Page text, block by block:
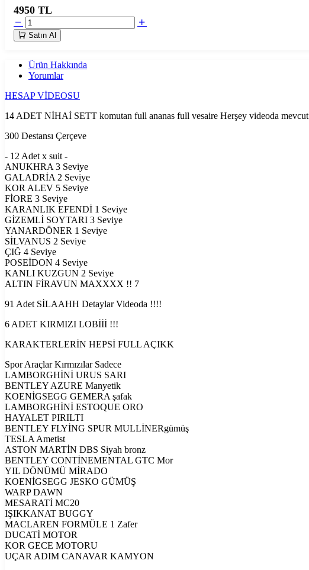
4950 TL
Satın Al
Ürün Hakkında
Yorumlar
HESAP VİDEOSU
14 ADET NİHAİ SETT komutan full ananas full vesaire Herşey videoda mevcut
300 Destansı Çerçeve
- 12 Adet x suit -
ANUKHRA 3 Seviye
GALADRİA 2 Seviye
KOR ALEV 5 Seviye
FİORE 3 Seviye
KARANLIK EFENDİ 1 Seviye
GİZEMLİ SOYTARI 3 Seviye
YANARDÖNER 1 Seviye
SİLVANUS 2 Seviye
ÇIĞ 4 Seviye
POSEİDON 4 Seviye
KANLI KUZGUN 2 Seviye
ALTIN FİRAVUN MAXXXX !! 7
91 Adet SİLAAHH Detaylar Videoda !!!!
6 ADET KIRMIZI LOBİİİ !!!
KARAKTERLERİN HEPSİ FULL AÇIKK
Spor Araçlar Kırmızılar Sadece
LAMBORGHİNİ URUS SARI
BENTLEY AZURE Manyetik
KOENİGSEGG GEMERA şafak
LAMBORGHİNİ ESTOQUE ORO
HAYALET PIRILTI
BENTLEY FLYİNG SPUR MULLİNERgümüş
TESLA Ametist
ASTON MARTİN DBS Siyah bronz
BENTLEY CONTİNEMENTAL GTC Mor
YIL DÖNÜMÜ MİRADO
KOENİGSEGG JESKO GÜMÜŞ
WARP DAWN
MESARATİ MC20
IŞIKKANAT BUGGY
MACLAREN FORMÜLE 1 Zafer
DUCATİ MOTOR
KOR GECE MOTORU
UÇAR ADIM CANAVAR KAMYON